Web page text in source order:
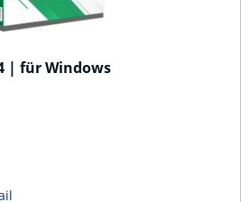
| für Windows